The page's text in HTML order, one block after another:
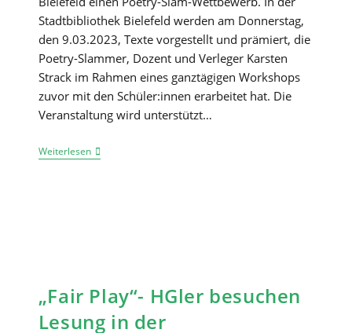
Stadtbibliothek Bielefeld werden am Donnerstag,
den 9.03.2023, Texte vorgestellt und prämiert, die
Poetry-Slammer, Dozent und Verleger Karsten
Strack im Rahmen eines ganztägigen Workshops
zuvor mit den Schüler:innen erarbeitet hat. Die
Veranstaltung wird unterstützt…
WeiterlesenAnkündigung:
Poetry-
„Fair Play“- HGler besuchen
Lesung in der